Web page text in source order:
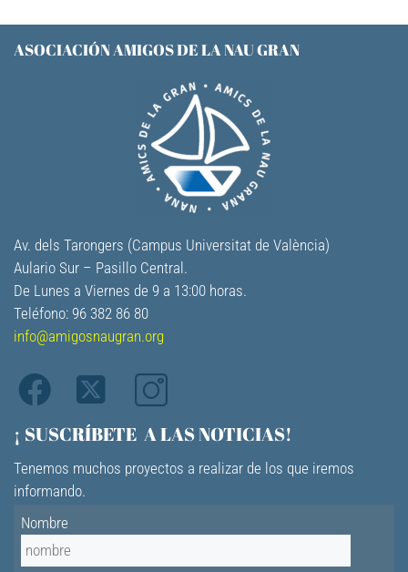
ASOCIACIÓN AMIGOS DE LA NAU GRAN
Av. dels Tarongers (Campus Universitat de València)
Aulario Sur – Pasillo Central.
De Lunes a Viernes de 9 a 13:00 horas.
Teléfono: 96 382 86 80
info@amigosnaugran.org
¡ SUSCRÍBETE A LAS NOTICIAS!
Tenemos muchos proyectos a realizar de los que iremos
informando.
Nombre